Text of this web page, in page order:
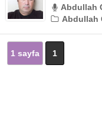
Abdullah
Abdullah
1 sayfa 1